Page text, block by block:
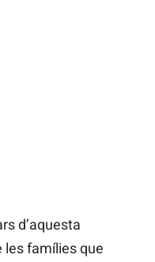
d’aquesta
les famílies que